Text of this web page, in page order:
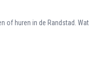
of huren in de Randstad. Wat